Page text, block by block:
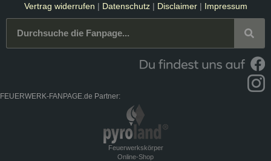
Vertrag widerrufen | Datenschutz| Disclaimer| Impressum
FEUERWERK-FANPAGE.de Partner:
Feuerwerkskörper
Online-Shop